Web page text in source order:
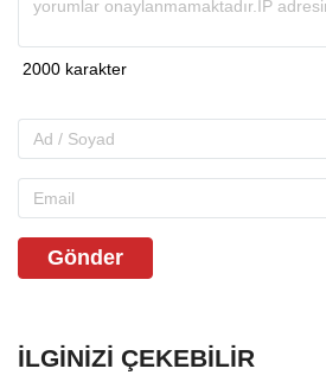
Gönder
İLGINIZI ÇEKEBILIR